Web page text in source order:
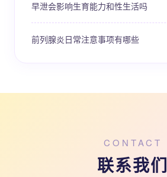
早泄会影响生育能力和性生活吗
前列腺炎日常注意事项有哪些
CONTACT
联系我们